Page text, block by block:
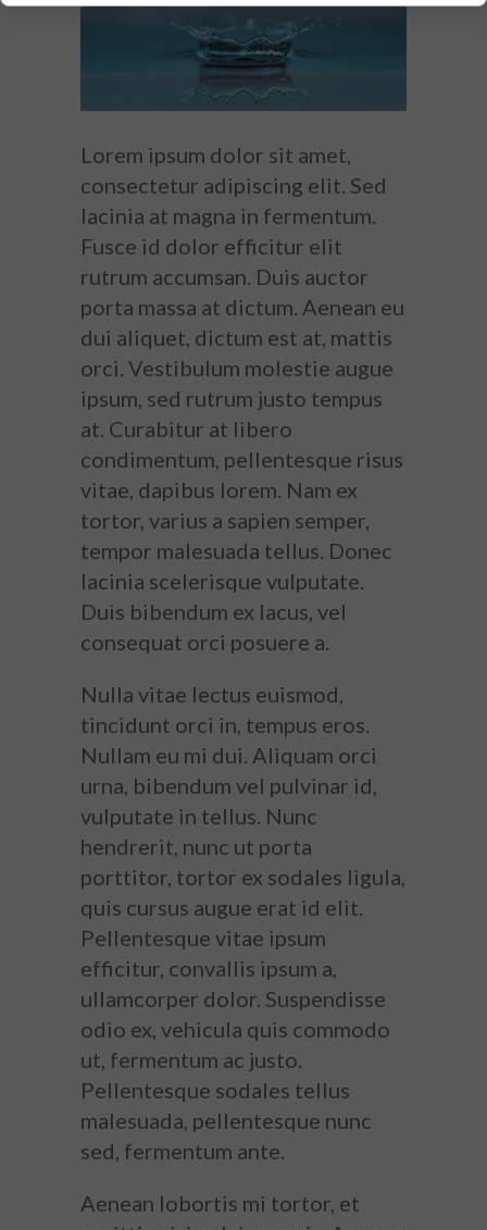
Lorem ipsum dolor sit amet,
consectetur adipiscing elit. Sed
lacinia at magna in fermentum.
Fusce id dolor efficitur elit
rutrum accumsan. Duis auctor
porta massa at dictum. Aenean eu
dui aliquet, dictum est at, mattis
orci. Vestibulum molestie augue
ipsum, sed rutrum justo tempus
at. Curabitur at libero
condimentum, pellentesque risus
vitae, dapibus lorem. Nam ex
tortor, varius a sapien semper,
tempor malesuada tellus. Donec
lacinia scelerisque vulputate.
Duis bibendum ex lacus, vel
consequat orci posuere a.
Nulla vitae lectus euismod,
tincidunt orci in, tempus eros.
Nullam eu mi dui. Aliquam orci
urna, bibendum vel pulvinar id,
vulputate in tellus. Nunc
hendrerit, nunc ut porta
porttitor, tortor ex sodales ligula,
quis cursus augue erat id elit.
Pellentesque vitae ipsum
efficitur, convallis ipsum a,
ullamcorper dolor. Suspendisse
odio ex, vehicula quis commodo
ut, fermentum ac justo.
Pellentesque sodales tellus
malesuada, pellentesque nunc
sed, fermentum ante.
Aenean lobortis mi tortor, et